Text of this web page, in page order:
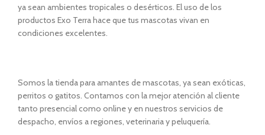
ya sean ambientes tropicales o desérticos. El uso de los
productos Exo Terra hace que tus mascotas vivan en
condiciones excelentes.
Somos la tienda para amantes de mascotas, ya sean exóticas,
perritos o gatitos. Contamos con la mejor atención al cliente
tanto presencial como online y en nuestros servicios de
despacho, envíos a regiones, veterinaria y peluquería.